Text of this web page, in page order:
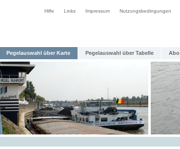
Hilfe Links Impressum Nutzungsbedingungen
Pegelauswahl über Karte Pegelauswahl über Tabelle Abo